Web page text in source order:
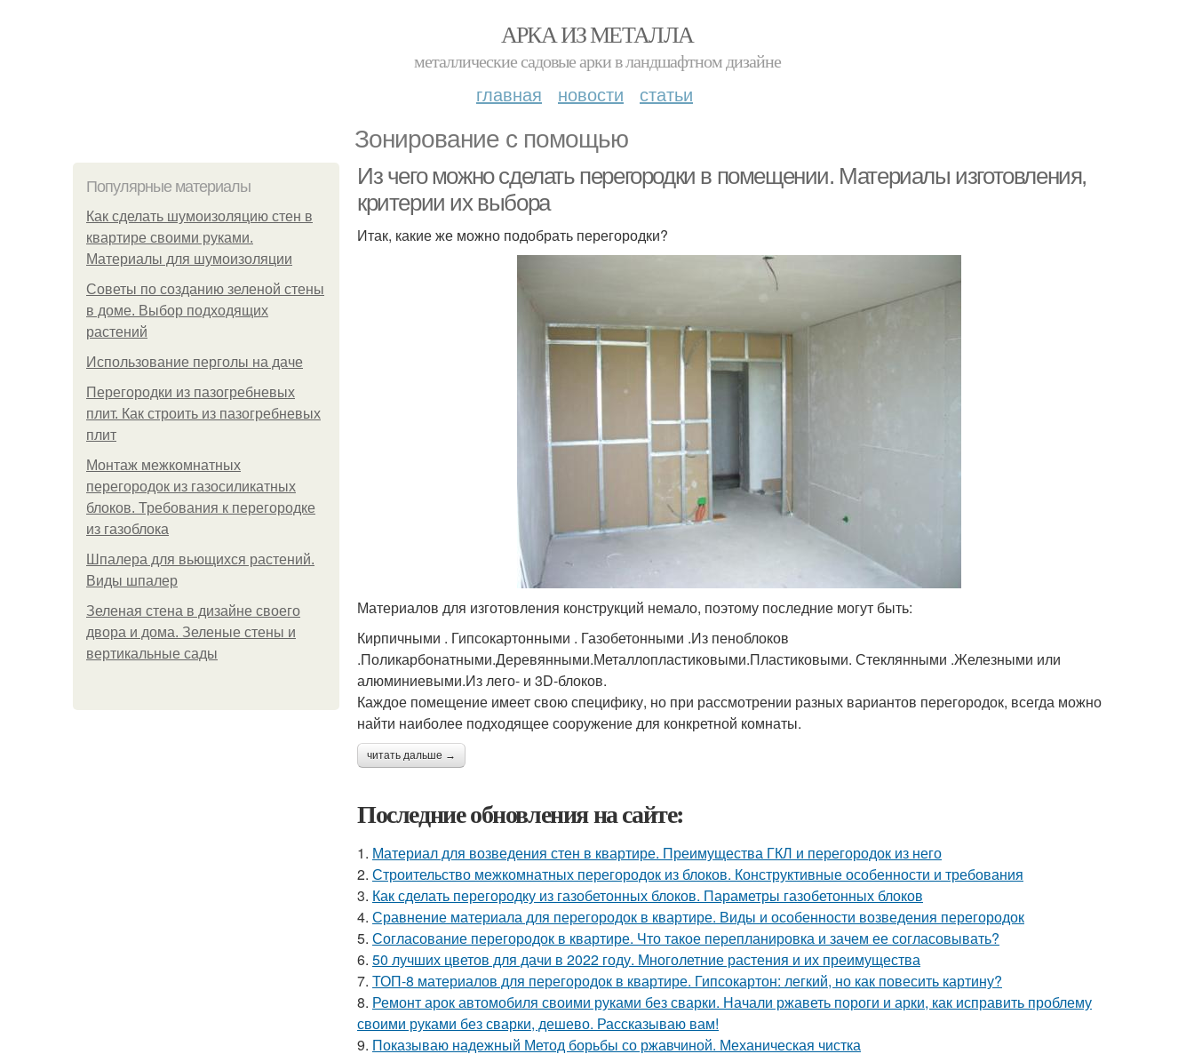
АРКА ИЗ МЕТАЛЛА
металлические садовые арки в ландшафтном дизайне
главная новости статьи
Зонирование с помощью
Популярные материалы
Как сделать шумоизоляцию стен в
квартире своими руками.
Материалы для шумоизоляции
Советы по созданию зеленой стены
в доме. Выбор подходящих
растений
Использование перголы на даче
Перегородки из пазогребневых
плит. Как строить из пазогребневых
плит
Монтаж межкомнатных
перегородок из газосиликатных
блоков. Требования к перегородке
из газоблока
Шпалера для вьющихся растений.
Виды шпалер
Зеленая стена в дизайне своего
двора и дома. Зеленые стены и
вертикальные сады
Из чего можно сделать перегородки в помещении. Материалы изготовления,
критерии их выбора
Итак, какие же можно подобрать перегородки?
Материалов для изготовления конструкций немало, поэтому последние могут быть:
Кирпичными . Гипсокартонными . Газобетонными .Из пеноблоков
.Поликарбонатными.Деревянными.Металлопластиковыми.Пластиковыми. Стеклянными .Железными или
алюминиевыми.Из лего- и 3D-блоков.
Каждое помещение имеет свою специфику, но при рассмотрении разных вариантов перегородок, всегда можно
найти наиболее подходящее сооружение для конкретной комнаты.
читать дальше →
Последние обновления на сайте:
1. Материал для возведения стен в квартире. Преимущества ГКЛ и перегородок из него
2. Строительство межкомнатных перегородок из блоков. Конструктивные особенности и требования
3. Как сделать перегородку из газобетонных блоков. Параметры газобетонных блоков
4. Сравнение материала для перегородок в квартире. Виды и особенности возведения перегородок
5. Согласование перегородок в квартире. Что такое перепланировка и зачем ее согласовывать?
6. 50 лучших цветов для дачи в 2022 году. Многолетние растения и их преимущества
7. ТОП-8 материалов для перегородок в квартире. Гипсокартон: легкий, но как повесить картину?
8. Ремонт арок автомобиля своими руками без сварки. Начали ржаветь пороги и арки, как исправить проблему
своими руками без сварки, дешево. Рассказываю вам!
9. Показываю надежный Метод борьбы со ржавчиной. Механическая чистка